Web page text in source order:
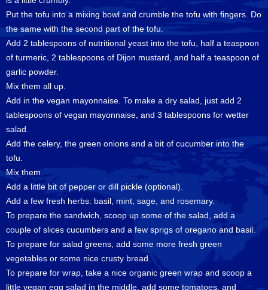
Put the tofu into a mixing bowl and crumble the tofu with fingers. Do
the same with the second part of the tofu.
Add 2 tablespoons of nutritional yeast into the tofu, half a teaspoon
of turmeric, 2 tablespoons of Dijon mustard, and half a teaspoon of
garlic powder.
Mix them all up.
Add in the vegan mayonnaise. To make a dry salad, just add 2
tablespoons of vegan mayonnaise, and 3 tablespoons for wetter
salad.
Add the celery, the green onions and a bit of cucumber into the
tofu.
Mix them.
Add a little bit of pepper or dill pickle (optional).
Add a few fresh herbs: basil, mint, sage, and rosemary.
To prepare the sandwich, scoop up some of the salad, add a
couple of slices cucumbers and a few sprigs of oregano and basil.
To prepare for salad greens, add some more fresh green
vegetables or some nice crusty bread.
To prepare for wrap, take a nice organic green wrap and scoop a
little vegan egg salad in the middle, add some tomatoes, and